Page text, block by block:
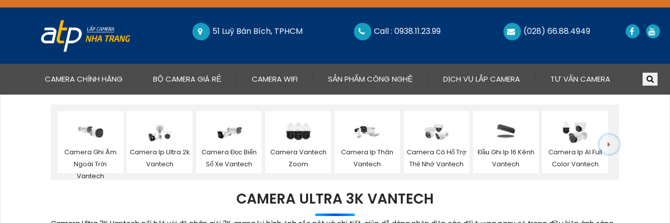
51 Luỹ Bán Bích, TPHCM Call : 0938.11.23.99 (028) 66.88.4949
CAMERA CHÍNH HÃNG(CURRENT)BỘ CAMERA GIÁ RẺ CAMERA WIFI SẢN PHẨM CÔNG NGHỆ DỊCH VỤ LẮP CAMERA TƯ VẤN CAMERA
Camera Ghi Âm
Ngoài Trời
Vantech
Camera Ip Ultra 2k
Vantech
Camera Đọc Biển
Số Xe Vantech
Camera Vantech
Zoom
Camera Ip Thân
Vantech
Camera Có Hổ Trợ
Thẻ Nhớ Vantech
Đầu Ghi Ip 16 Kênh
Vantech
Camera Ip AI Full
Color Vantech
CAMERA ULTRA 3K VANTECH